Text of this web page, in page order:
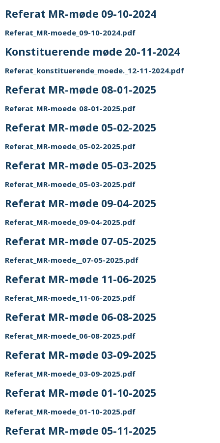
Referat MR-møde 09-10-2024
Referat_MR-moede_09-10-2024.pdf
Konstituerende møde 20-11-2024
Referat_konstituerende_moede._12-11-2024.pdf
Referat MR-møde 08-01-2025
Referat_MR-moede_08-01-2025.pdf
Referat MR-møde 05-02-2025
Referat_MR-moede_05-02-2025.pdf
Referat MR-møde 05-03-2025
Referat_MR-moede_05-03-2025.pdf
Referat MR-møde 09-04-2025
Referat_MR-moede_09-04-2025.pdf
Referat MR-møde 07-05-2025
Referat_MR-moede__07-05-2025.pdf
Referat MR-møde 11-06-2025
Referat_MR-moede_11-06-2025.pdf
Referat MR-møde 06-08-2025
Referat_MR-moede_06-08-2025.pdf
Referat MR-møde 03-09-2025
Referat_MR-moede_03-09-2025.pdf
Referat MR-møde 01-10-2025
Referat_MR-moede_01-10-2025.pdf
Referat MR-møde 05-11-2025